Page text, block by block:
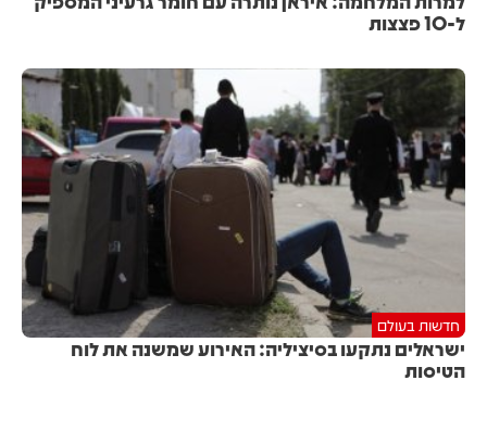
ל-10 פצצות
חדשות בעולם
ישראלים נתקעו בסיציליה: האירוע שמשנה את לוח
הטיסות